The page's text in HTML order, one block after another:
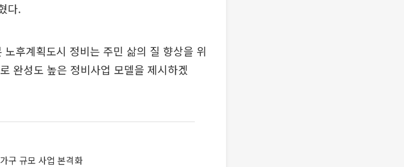
다.
후계획도시 정비는 주민 삶의 질 향상을 위
완성도 높은 정비사업 모델을 제시하겠
구 규모 사업 본격화